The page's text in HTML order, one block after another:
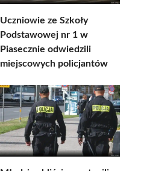
Uczniowie ze Szkoły
Podstawowej nr 1 w
Piasecznie odwiedzili
miejscowych policjantów